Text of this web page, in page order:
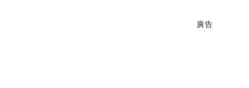
廣告